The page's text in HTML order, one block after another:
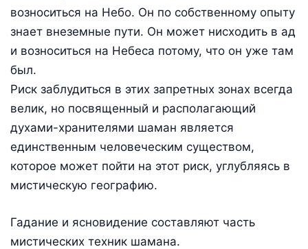
возноситься на Небо. Он по собственному опыту
знает внеземные пути. Он может нисходить в ад
и возноситься на Небеса потому, что он уже там
был.
Риск заблудиться в этих запретных зонах всегда
велик, но посвященный и располагающий
духами-хранителями шаман является
единственным человеческим существом,
которое может пойти на этот риск, углубляясь в
мистическую географию.
Гадание и ясновидение составляют часть
мистических техник шамана.